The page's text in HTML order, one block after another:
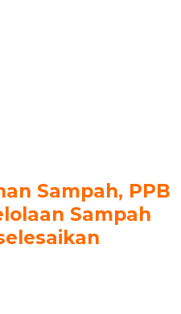
Sampah, PPB
Sampah